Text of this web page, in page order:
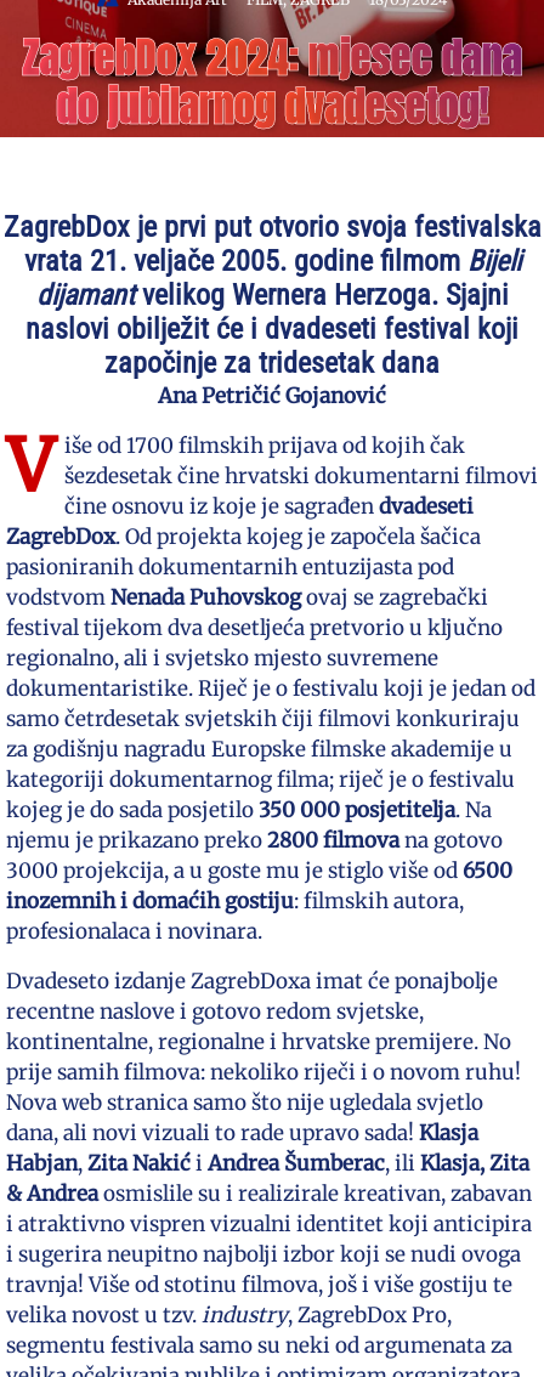
ZagrebDox 2024: mjesec dana
do jubilarnog dvadesetog!
ZagrebDox je prvi put otvorio svoja festivalska
vrata 21. veljače 2005. godine filmom Bijeli
dijamantvelikog Wernera Herzoga. Sjajni
naslovi obilježit će i dvadeseti festival koji
započinje za tridesetak dana
Ana Petričić Gojanović
V iše od 1700 filmskih prijava od kojih čak
šezdesetak čine hrvatski dokumentarni filmovi
čine osnovu iz koje je sagrađendvadeseti
ZagrebDox. Od projekta kojeg je započela šačica
pasioniranih dokumentarnih entuzijasta pod
vodstvomNenada Puhovskogovaj se zagrebački
festival tijekom dva desetljeća pretvorio u ključno
regionalno, ali i svjetsko mjesto suvremene
dokumentaristike. Riječ je o festivalu koji je jedan od
samo četrdesetak svjetskih čiji filmovi konkuriraju
za godišnju nagradu Europske filmske akademije u
kategoriji dokumentarnog filma; riječ je o festivalu
kojeg je do sada posjetilo350 000posjetitelja. Na
njemu je prikazano preko2800 filmovana gotovo
3000 projekcija, a u goste mu je stiglo više od 6500
inozemnih i domaćih gostiju: filmskih autora,
profesionalaca i novinara.
Dvadeseto izdanje ZagrebDoxa imat će ponajbolje
recentne naslove i gotovo redom svjetske,
kontinentalne, regionalne i hrvatske premijere. No
prije samih filmova: nekoliko riječi i o novom ruhu!
Nova web stranica samo što nije ugledala svjetlo
dana, ali novi vizuali to rade upravo sada! Klasja
Habjan,Zita NakićiAndrea Šumberac, ili Klasja, Zita
& Andreaosmislile su i realizirale kreativan, zabavan
i atraktivno vispren vizualni identitet koji anticipira
i sugerira neupitno najbolji izbor koji se nudi ovoga
travnja! Više od stotinu filmova, još i više gostiju te
velika novost u tzv.industry, ZagrebDox Pro,
segmentu festivala samo su neki od argumenata za